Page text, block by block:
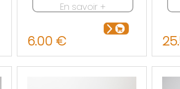
En savoir +
6.00 €